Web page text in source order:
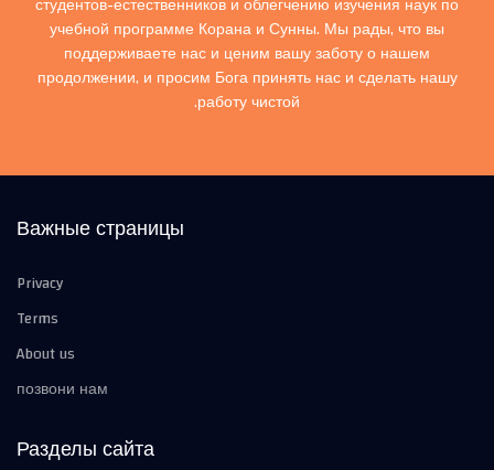
учебной программе Корана и Сунны. Мы рады, что вы
поддерживаете нас и ценим вашу заботу о нашем
продолжении, и просим Бога принять нас и сделать нашу
работу чистой.
Важные страницы
Privacy
Terms
About us
позвони нам
Разделы сайта